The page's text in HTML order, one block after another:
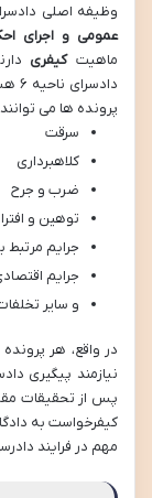
وظیفه اصلی
عمومی و اجرای
ماهیتکیفری
پرونده ها می
سرقت
کلاهبرداری
ضرب و جرح
توهین و افترا
جرایم مرتبط
جرایم
و سایر
در واقع، هر
نیازمند پیگیری
پس از تحقیقات
کیفرخواست به
مهم در فرایند